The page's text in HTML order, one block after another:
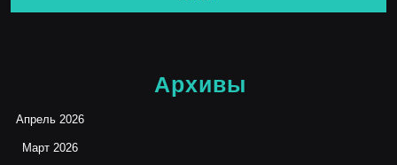
Архивы
Апрель 2026
Март 2026